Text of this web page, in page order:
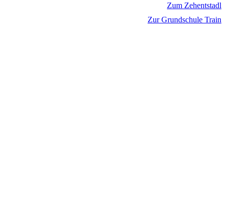
Zum Zehentstadl
Zur Grundschule Train